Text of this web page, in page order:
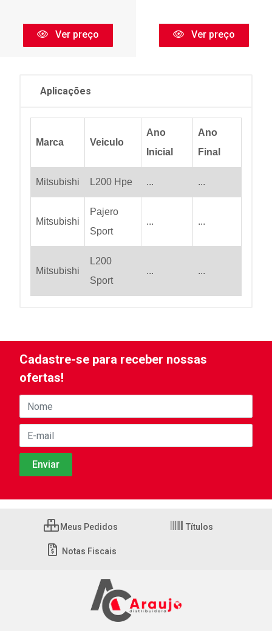
Ver preço Ver preço
Aplicações
Marca Veiculo
Ano
Inicial
Ano
Final
Mitsubishi L200 Hpe ... ...
Mitsubishi
Pajero
Sport
... ...
Mitsubishi
L200
Sport
... ...
Cadastre-se para receber nossas
ofertas!
Meus Pedidos Títulos
Notas Fiscais